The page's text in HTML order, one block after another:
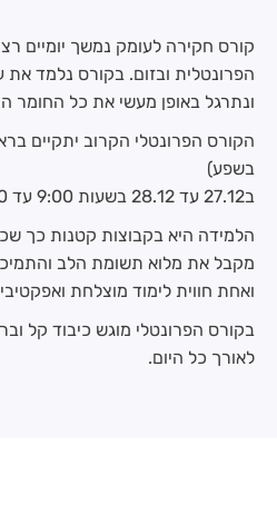
קורס חקירה לעומק נמשך יומיים
הפרונטלית ובזום. בקורס נלמד את
ונתרגל באופן מעשי את כל החומר
הקורס הפרונטלי הקרוב יתקיים
בשפע)
הלמידה היא בקבוצות קטנות כך
מקבל את מלוא תשומת הלב
ואחת חווית לימוד מוצלחת
בקורס הפרונטלי מוגש כיבוד קל
לאורך כל היום.